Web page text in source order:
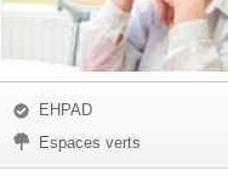
EHPAD
Espaces verts